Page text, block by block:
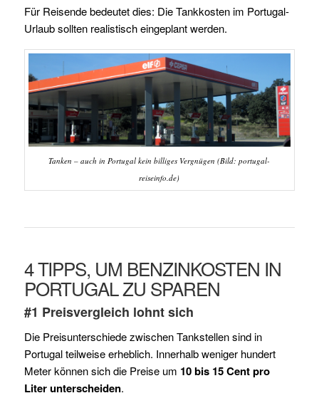
Für Reisende bedeutet dies: Die Tankkosten im Portugal-
Urlaub sollten realistisch eingeplant werden.
Tanken – auch in Portugal kein billiges Vergnügen (Bild: portugal-
reiseinfo.de)
4 TIPPS, UM BENZINKOSTEN IN
PORTUGAL ZU SPAREN
#1 Preisvergleich lohnt sich
Die Preisunterschiede zwischen Tankstellen sind in
Portugal teilweise erheblich. Innerhalb weniger hundert
Meter können sich die Preise um 10 bis 15 Cent pro
Liter unterscheiden.